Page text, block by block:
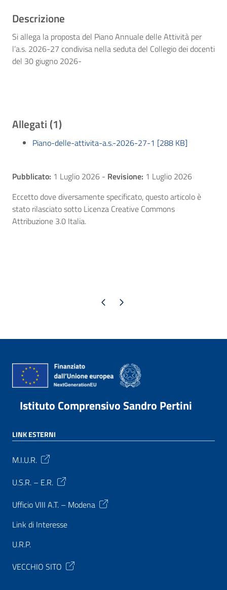
Descrizione
Si allega la proposta del Piano Annuale delle Attività per
l’a.s. 2026-27 condivisa nella seduta del Collegio dei docenti
del 30 giugno 2026-
Allegati (1)
Piano-delle-attivita-a.s.-2026-27-1 [288 KB]
Pubblicato: 1 Luglio 2026 - Revisione: 1 Luglio 2026
Eccetto dove diversamente specificato, questo articolo è
stato rilasciato sotto Licenza Creative Commons
Attribuzione 3.0 Italia.
Pagina precedente
Pagina successiva
Istituto Comprensivo Sandro Pertini
LINK ESTERNI
M.I.U.R.
U.S.R. – E.R.
Ufficio VIII A.T. – Modena
Link di Interesse
U.R.P.
VECCHIO SITO